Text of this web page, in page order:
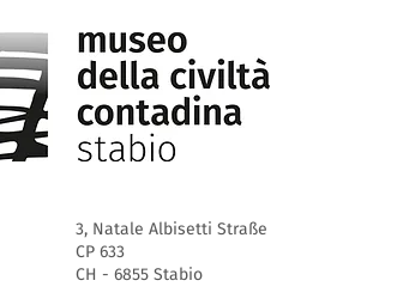
3, Natale Albisetti Straße
CP 633
CH - 6855 Stabio